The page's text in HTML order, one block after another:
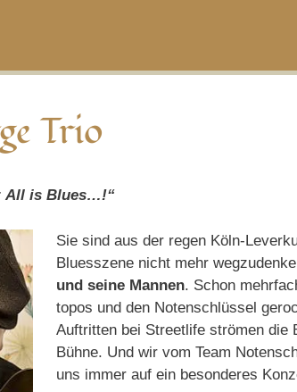
Trio
All is Blues…!“
Sie sind aus der regen Köln-
Bluesszene nicht mehr
und seine Mannen. Schon
topos und den Notenschlüssel
Auftritten bei Streetlife strömen die
Bühne. Und wir vom Team
uns immer auf ein besonderes